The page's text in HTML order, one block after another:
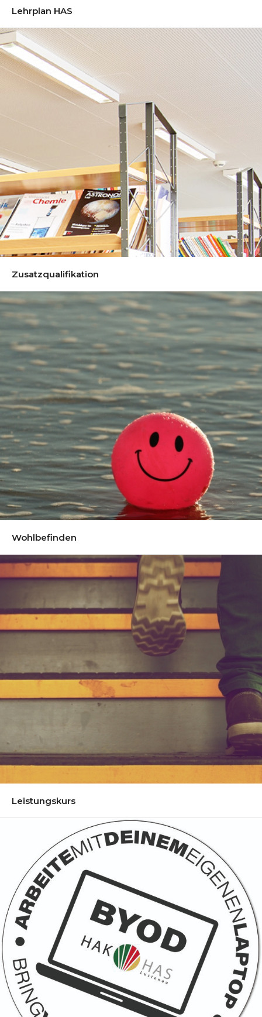
Lehrplan HAS
Zusatzqualifikation
Wohlbefinden
Leistungskurs